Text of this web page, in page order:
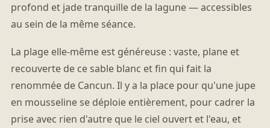
profond et jade tranquille de la lagune — accessibles
au sein de la même séance.
La plage elle-même est généreuse : vaste, plane et
recouverte de ce sable blanc et fin qui fait la
renommée de Cancun. Il y a la place pour qu'une jupe
en mousseline se déploie entièrement, pour cadrer la
prise avec rien d'autre que le ciel ouvert et l'eau, et